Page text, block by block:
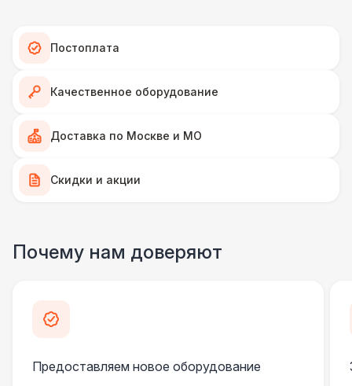
Постоплата
Качественное оборудование
Доставка по Москве и МО
Скидки и акции
Почему нам доверяют
Предоставляем новое оборудование